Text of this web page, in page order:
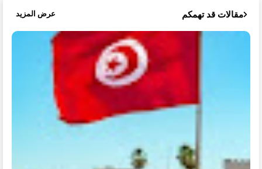
مقالات قد تهمكم عرض المزيد